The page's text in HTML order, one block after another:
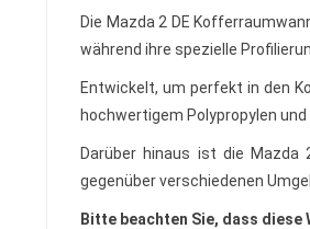
Die Mazda 2 DE
während ihre spezielle
Entwickelt, um perfekt in den
hochwertigem Polypropylen
Darüber hinaus ist die Mazda
gegenüber verschiedenen
Bitte beachten Sie, dass diese